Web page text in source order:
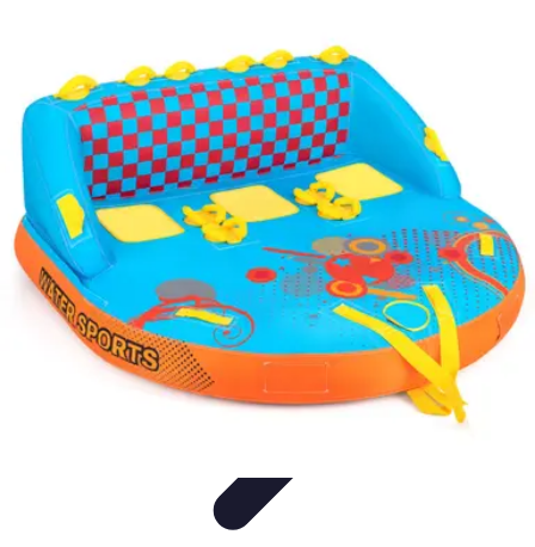
Dépannage et révisions
Dépannage plomberie
Plomberie Rapide